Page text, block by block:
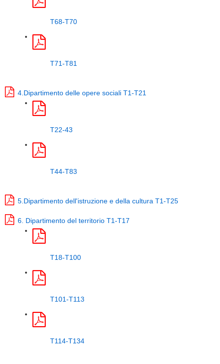
T68-T70
T71-T81
4.Dipartimento delle opere sociali T1-T21
T22-43
T44-T83
5.Dipartimento dell'istruzione e della cultura T1-T25
6. Dipartimento del territorio T1-T17
T18-T100
T101-T113
T114-T134